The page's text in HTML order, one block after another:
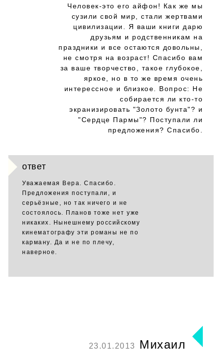
Человек-это его айфон! Как же мы
сузили свой мир, стали жертвами
цивилизации. Я ваши книги дарю
друзьям и родственникам на
праздники и все остаются довольны,
не смотря на возраст! Спасибо вам
за ваше творчество, такое глубокое,
яркое, но в то же время очень
интерессное и близкое. Вопрос: Не
собирается ли кто-то
экранизировать "Золото бунта"? и
"Сердце Пармы"? Поступали ли
предложения? Спасибо.
ответ
Уважаемая Вера. Спасибо.
Предложения поступали, и
серьёзные, но так ничего и не
состоялось. Планов тоже нет уже
никаких. Нынешнему российскому
кинематографу эти романы не по
карману. Да и не по плечу,
наверное.
23.01.2013
Михаил